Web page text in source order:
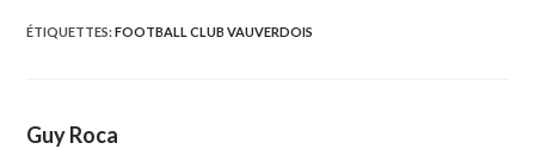
fenêtrefenêtrefenêtre
ÉTIQUETTES:FOOTBALL CLUB VAUVERDOIS
Guy Roca